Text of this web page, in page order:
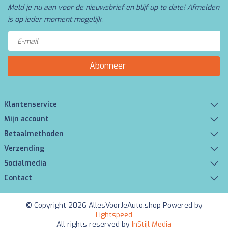
Meld je nu aan voor de nieuwsbrief en blijf up to date! Afmelden
is op ieder moment mogelijk.
Abonneer
Klantenservice
Mijn account
Betaalmethoden
Verzending
Socialmedia
Contact
© Copyright 2026 AllesVoorJeAuto.shop Powered by
Lightspeed
All rights reserved by InStijl Media